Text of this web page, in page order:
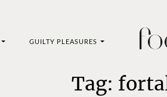
GUILTY PLEASURES
Tag: